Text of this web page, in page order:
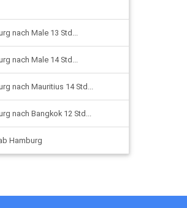
nach Male 13 Std...
nach Male 14 Std...
nach Mauritius 14 Std...
nach Bangkok 12 Std...
Hamburg